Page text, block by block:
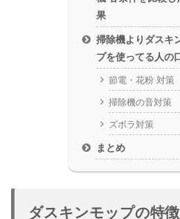
果
掃除機よりダスキ
プを使ってる人の
節電・花粉 対策
掃除機の音対策
ズボラ対策
まとめ
ダスキンモップの特